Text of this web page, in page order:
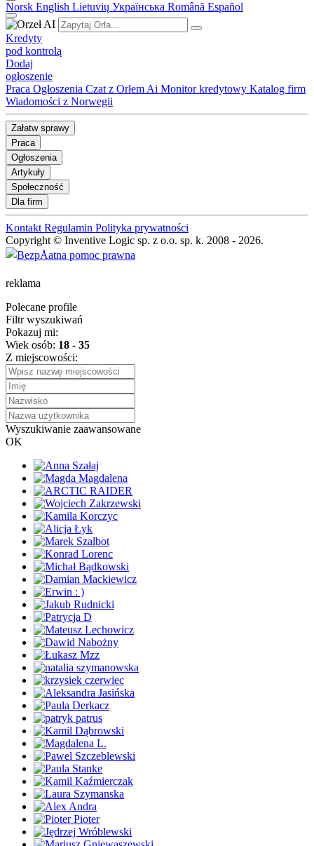
Norsk English Lietuvių Українська Română Español
Kredyty
pod kontrolą
Dodaj
ogłoszenie
Praca Ogłoszenia Czat z Orłem Ai Monitor kredytowy Katalog firm
Wiadomości z Norwegii
Załatw sprawy
Praca
Ogłoszenia
Artykuły
Społeczność
Dla firm
Kontakt Regulamin Polityka prywatności
Copyright © Inventive Logic sp. z o.o. sp. k. 2008 - 2026.
reklama
Polecane profile
Filtr wyszukiwań
Pokazuj mi:
Wiek osób: 18 - 35
Z miejscowości:
Wyszukiwanie zaawansowane
OK